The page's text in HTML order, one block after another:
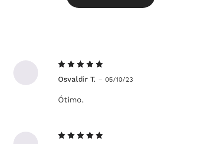
5de 5
Osvaldir T. – 05/10/23
Ótimo.